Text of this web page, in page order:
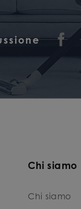
Chi siamo
Chi siamo